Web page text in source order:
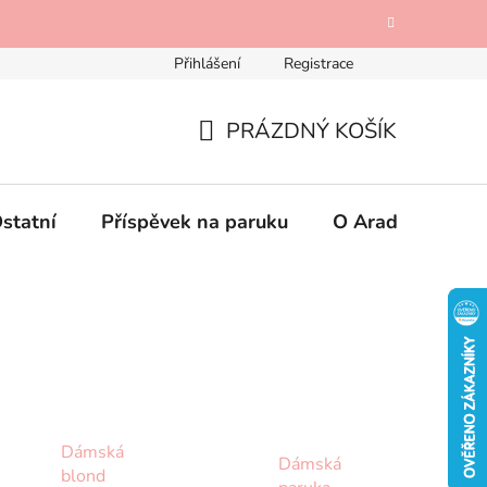
Odstoupení od kupní smlouvy Mimosoudní řešení
Přihlášení Registrace
KOŠÍK
PRÁZDNÝ KOŠÍK
Příspěvek na paruku O Aradese
Dámská
blond
Dámská